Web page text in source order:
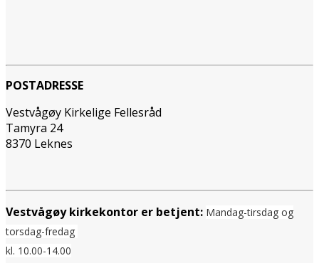
POSTADRESSE
Vestvågøy Kirkelige Fellesråd
Tamyra 24
8370 Leknes
Vestvågøy kirkekontor er betjent: Mandag-tirsdag og
torsdag-fredag
kl. 10.00-14.00